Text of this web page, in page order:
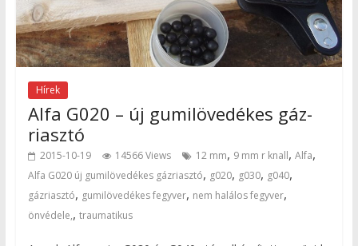
Hírek
Alfa G020 – új gumilövedékes gáz-
riasztó
2015-10-19 14566 Views 12 mm, 9 mm r knall, Alfa,
Alfa G020 új gumilövedékes gázriasztó, g020, g030, g040,
gázriasztó, gumilövedékes fegyver, nem halálos fegyver,
önvédele,, traumatikus